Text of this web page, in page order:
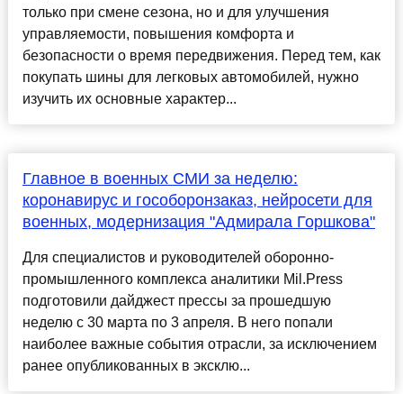
только при смене сезона, но и для улучшения
управляемости, повышения комфорта и
безопасности о время передвижения. Перед тем, как
покупать шины для легковых автомобилей, нужно
изучить их основные характер...
Главное в военных СМИ за неделю:
коронавирус и гособоронзаказ, нейросети для
военных, модернизация "Адмирала Горшкова"
Для специалистов и руководителей оборонно-
промышленного комплекса аналитики Mil.Press
подготовили дайджест прессы за прошедшую
неделю с 30 марта по 3 апреля. В него попали
наиболее важные события отрасли, за исключением
ранее опубликованных в эксклю...